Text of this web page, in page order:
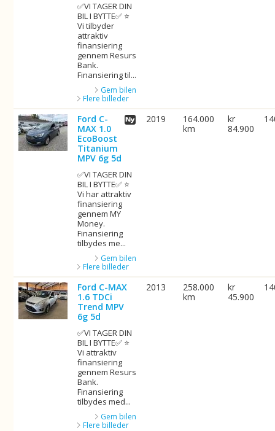
✅VI TAGER DIN
BIL I BYTTE✅ ⭐
Vi tilbyder
attraktiv
finansiering
gennem Resurs
Bank.
Finansiering til...
Gem bilen
Flere billeder
Ford C-
MAX 1.0
EcoBoost
Titanium
MPV 6g 5d
✅VI TAGER DIN
BIL I BYTTE✅ ⭐
Vi har attraktiv
finansiering
gennem MY
Money.
Finansiering
tilbydes me...
Gem bilen
Flere billeder
2019
164.000
km
kr
84.900
Ford C-MAX
1.6 TDCi
Trend MPV
6g 5d
✅VI TAGER DIN
BIL I BYTTE✅ ⭐
Vi attraktiv
finansiering
gennem Resurs
Bank.
Finansiering
tilbydes med...
Gem bilen
Flere billeder
2013
258.000
km
kr
45.900